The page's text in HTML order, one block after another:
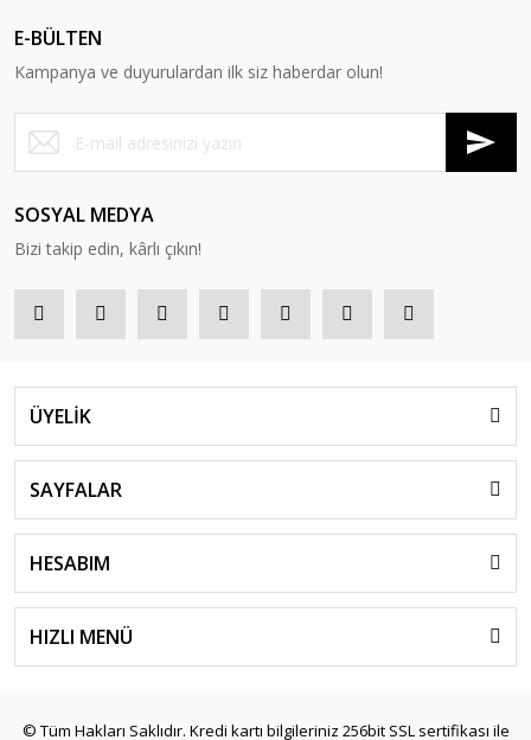
E-BÜLTEN
Kampanya ve duyurulardan ilk siz haberdar olun!
SOSYAL MEDYA
Bizi takip edin, kârlı çıkın!
ÜYELİK
SAYFALAR
HESABIM
HIZLI MENÜ
© Tüm Hakları Saklıdır. Kredi kartı bilgileriniz 256bit SSL sertifikası ile